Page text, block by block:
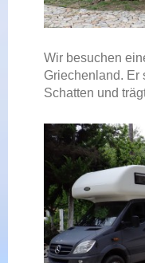
Wir besuchen
Griechenland. Er
Schatten und